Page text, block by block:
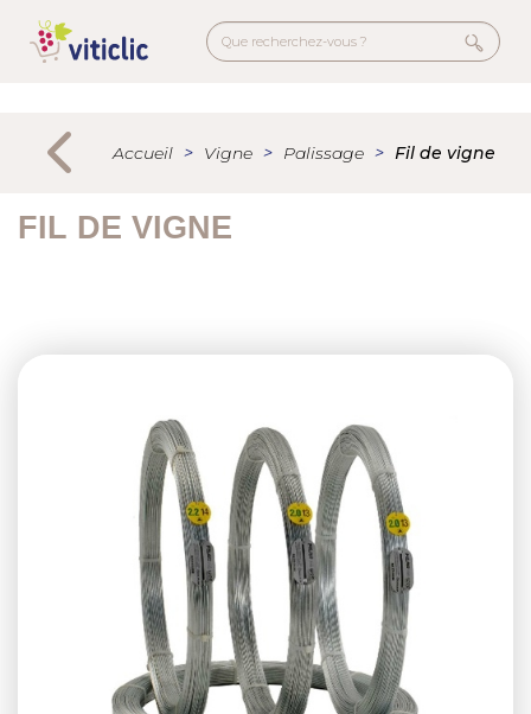
contenu
secondaire
Accueil Vigne Palissage Fil de vigne
FIL DE VIGNE